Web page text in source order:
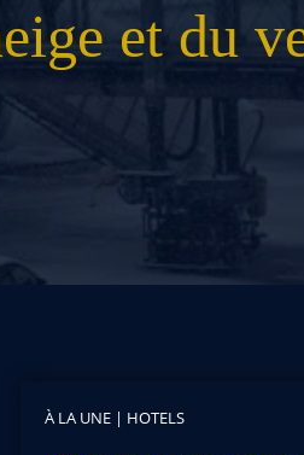
et du
À LA UNE| HOTELS